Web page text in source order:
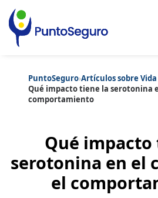
Artículos sobre Otros Seguros
Artículos sobre Seguros de Auto
Artículos sobre Seguros de Hogar
Artículos sobre Seguros de Salud
Artículos sobre Convenios
PuntoSeguro›Artículos sobre Vida
Qué impacto tiene la serotonina
comportamiento
Qué impacto
serotonina en el
el